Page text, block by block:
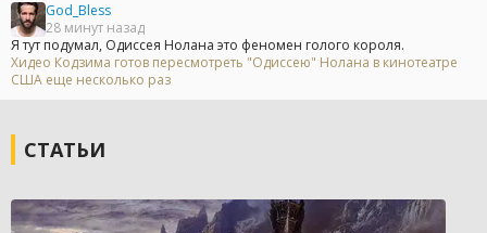
God_Bless
28 минут назад
Я тут подумал, Одиссея Нолана это феномен голого короля.
Хидео Кодзима готов пересмотреть "Одиссею" Нолана в кинотеатре
США еще несколько раз
СТАТЬИ